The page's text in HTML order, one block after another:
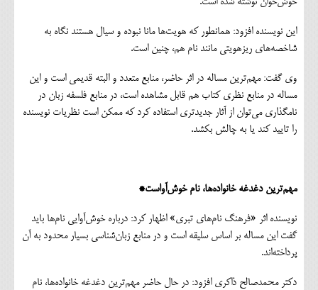
این نویسنده افزود: همانطور که هویت‌ها مانا نبوده و سیال هستند نگاه به
شاخصه‌های ریزهویتی مانند نام هم، چنین است.
وی گفت: مهم‌ترین مساله در اثر حاضر، منابع متعدد و البته قدیمی است و این
مساله در منابع نظری کتاب هم قابل مشاهده است، در منابع فلسفه زبان در
نامگذاری می‌توان از آثار جدیدتری استفاده کرد که ممکن است نظریات نویسنده
را تایید کند یا به چالش بکشد.
مهم‌ترین دغدغه خانواده‌ها، نام خوش‌آواست*
نویسنده اثر «فرهنگ نام‌های تبری» اظهار کرد: درباره خوش‌آوایی نام‌ها باید
گفت این مساله بر اساس سلیقه است و در منابع زبان‌شناسی بسیار محدود به آن
پرداخته‌اند.
دکتر محمدصالح ذاکری افزود: در حال حاضر مهم‌ترین دغدغه خانواده‌ها، نام